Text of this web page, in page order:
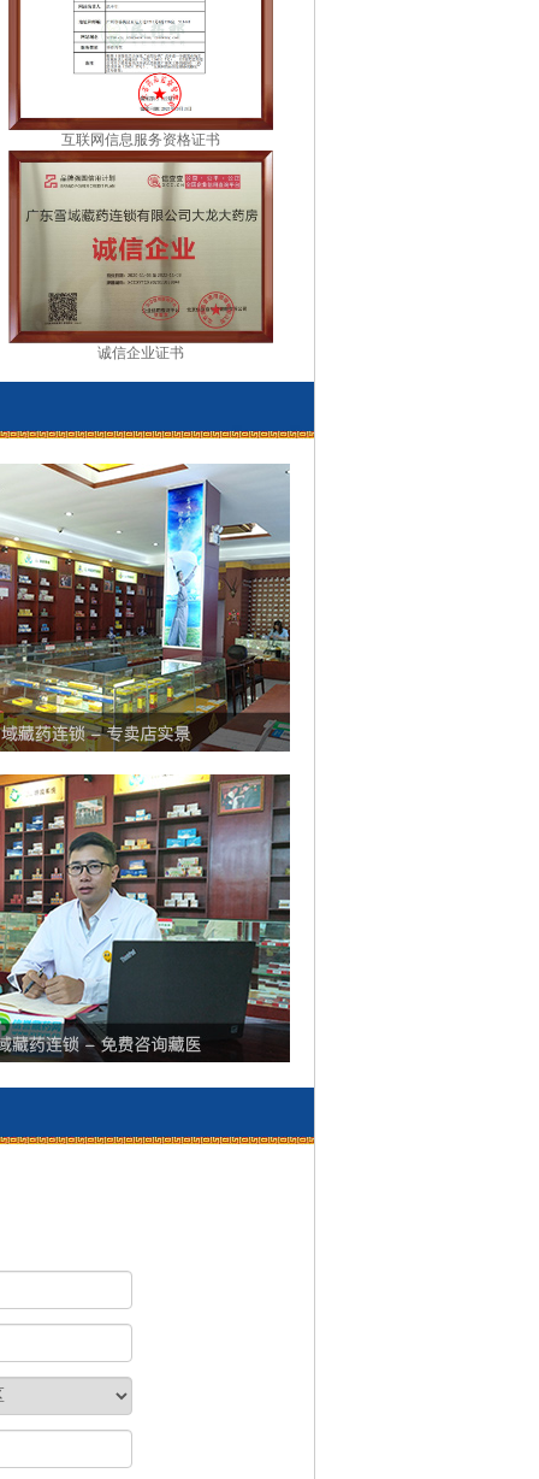
互联网信息服务资格证书
诚信企业证书